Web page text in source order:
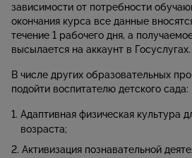
зависимости от потребности
окончания курса все данные
течение 1 рабочего дня, а
высылается на аккаунт в Госуслугах.
В числе других образовательных
подойти воспитателю детского сада:
Адаптивная физическая культура
возраста;
Активизация познавательной